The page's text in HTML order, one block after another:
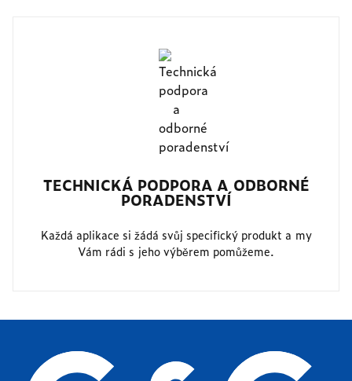
TECHNICKÁ PODPORA A ODBORNÉ
PORADENSTVÍ
Každá aplikace si žádá svůj specifický produkt a my
Vám rádi s jeho výběrem pomůžeme.